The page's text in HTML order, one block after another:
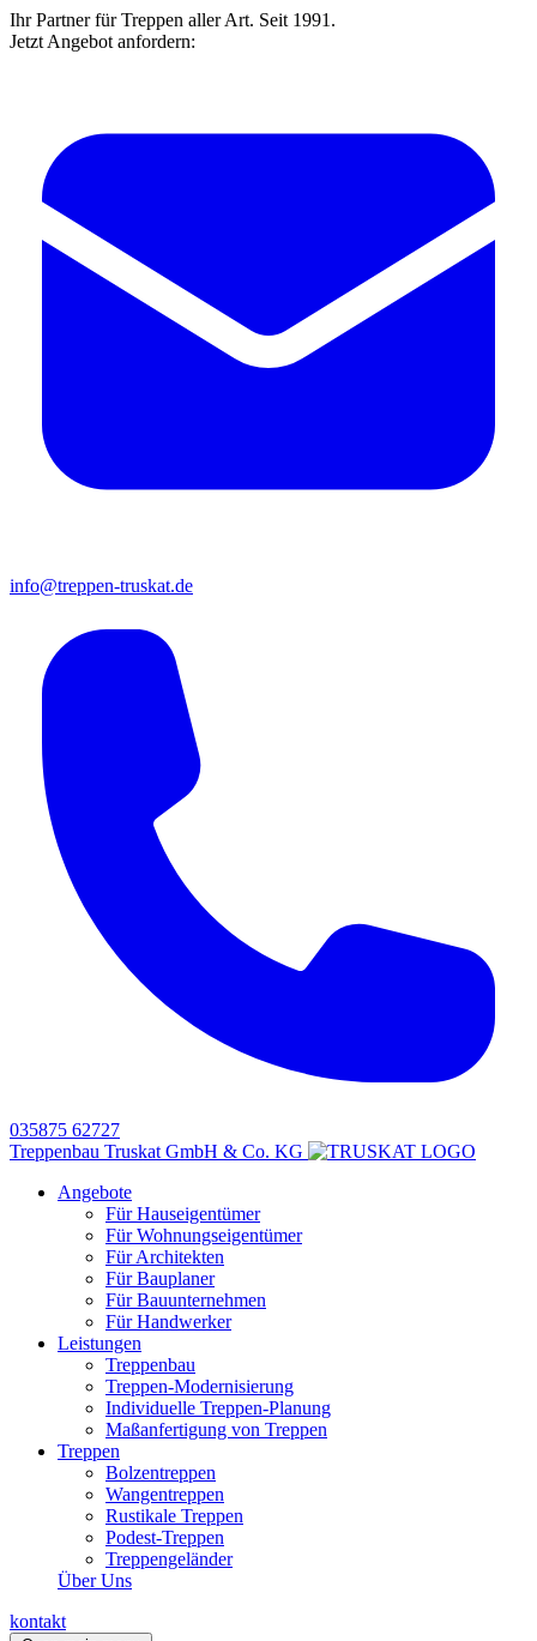
Ihr Partner für Treppen aller Art. Seit 1991.
Jetzt Angebot anfordern:
info@treppen-truskat.de
035875 62727
Treppenbau Truskat GmbH & Co. KG
Angebote
Für Hauseigentümer
Für Wohnungseigentümer
Für Architekten
Für Bauplaner
Für Bauunternehmen
Für Handwerker
Leistungen
Treppenbau
Treppen-Modernisierung
Individuelle Treppen-Planung
Maßanfertigung von Treppen
Treppen
Bolzentreppen
Wangentreppen
Rustikale Treppen
Podest-Treppen
Treppengeländer
Über Uns
kontakt